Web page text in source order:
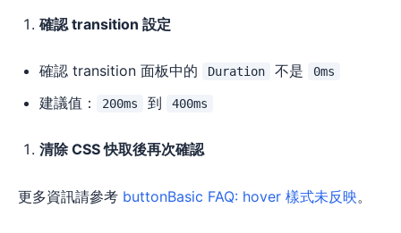
確認 transition 設定
確認 transition 面板中的 Duration 不是 0ms
建議值： 200ms 到 400ms
清除 CSS 快取後再次確認
更多資訊請參考 buttonBasic FAQ: hover 樣式未反映。